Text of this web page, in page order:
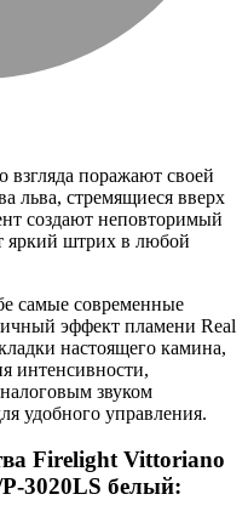
взгляда поражают своей
льва, стремящиеся вверх
создают неповторимый
яркий штрих в любой
самые современные
эффект пламени Real
настоящего камина,
интенсивности,
звуком
удобного управления.
Firelight Vittoriano
3020LS белый: